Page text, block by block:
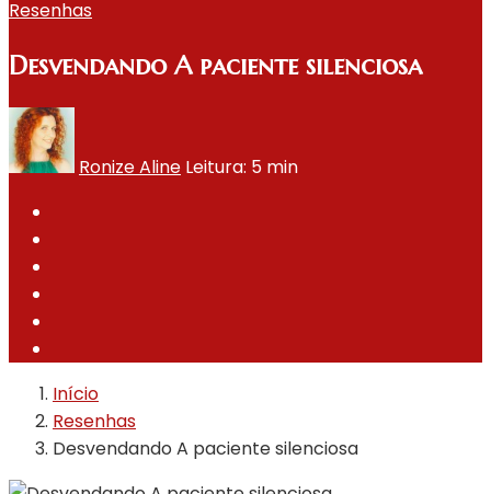
Resenhas
Desvendando A paciente silenciosa
Ronize Aline Leitura: 5 min
Início
Resenhas
Desvendando A paciente silenciosa